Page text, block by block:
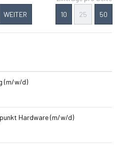
WEITER
10
25 50
(m/w/d)
Hardware (m/w/d)